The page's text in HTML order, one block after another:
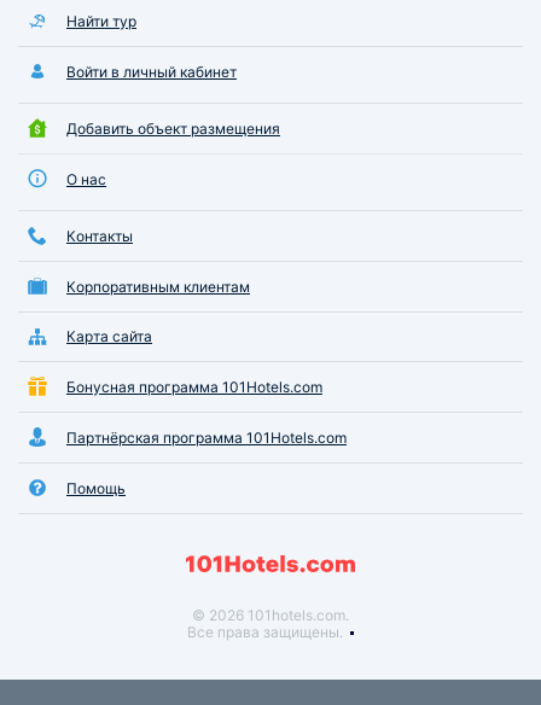
Найти тур
Войти в личный кабинет
Добавить объект размещения
О нас
Контакты
Корпоративным клиентам
Карта сайта
Бонусная программа 101Hotels.com
Партнёрская программа 101Hotels.com
Помощь
© 2026 101hotels.com.
Все права защищены.